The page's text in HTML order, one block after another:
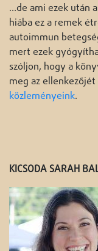
…de ami ezek után
hiába ez a remek
autoimmun
mert ezek
szóljon, hogy a
meg az
közleményeink.
KICSODA SARAH